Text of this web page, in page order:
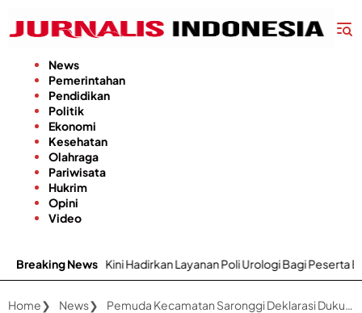
konten
News
Pemerintahan
Pendidikan
Politik
Ekonomi
Kesehatan
Olahraga
Pariwisata
Hukrim
Opini
Video
Breaking News
Hadirkan Layanan Poli Urologi Bagi Peserta BPJS Kesehatan
Home News Pemuda Kecamatan Saronggi Deklarasi Dukung Fauzi-Imam di Pilkada Sumenep 2024